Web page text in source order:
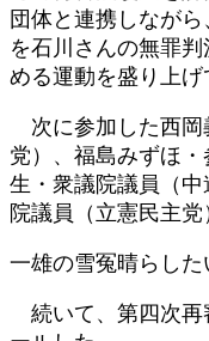
団体と連携しなが
を石川さんの無罪
める運動を盛り上げ
次に参加した西岡
党）、福島みずほ
生・衆議院議員（
院議員（立憲民主党
一雄の雪冤晴らした
続いて、第四次再